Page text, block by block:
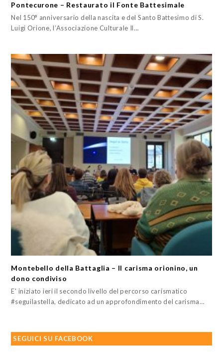
Pontecurone – Restaurato il Fonte Battesimale
Nel 150° anniversario della nascita e del Santo Battesimo di S.
Luigi Orione, l’Associazione Culturale Il…
Montebello della Battaglia – Il carisma orionino, un
dono condiviso
E' iniziato ieri il secondo livello del percorso carismatico
#seguilastella, dedicato ad un approfondimento del carisma…
SEGUICI SU FACEBOOK